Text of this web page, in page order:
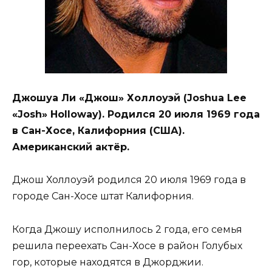
Джошуа Ли «Джош» Холлоуэй (Joshua Lee
«Josh» Holloway). Родился 20 июля 1969 года
в Сан-Хосе, Калифорния (США).
Американский актёр.
Джош Холлоуэй родился 20 июля 1969 года в
городе Сан-Хосе штат Калифорния.
Когда Джошу исполнилось 2 года, его семья
решила переехать Сан-Хосе в район Голубых
гор, которые находятся в Джорджии.